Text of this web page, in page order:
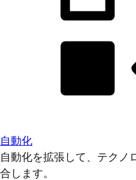
自動化
自動化を拡張して、テクノ
合します。